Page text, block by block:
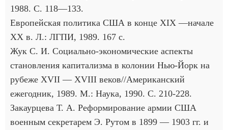
1988. С. 118—133.
Европейская политика США в конце XIX —начале
XX в. Л.: ЛГПИ, 1989. 167 с.
Жук С. И. Социально-экономические аспекты
становления капитализма в колонии Нью-Йорк на
рубеже XVII — XVIII веков//Американский
ежегодник, 1989. М.: Наука, 1990. С. 210-228.
Закаурцева Т. А. Реформирование армии США
военным секретарем Э. Рутом в 1899 — 1903 гг. и